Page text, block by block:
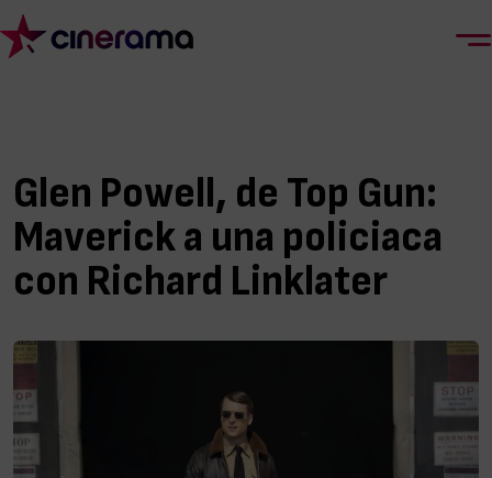
Glen Powell, de Top Gun:
Maverick a una policiaca
con Richard Linklater